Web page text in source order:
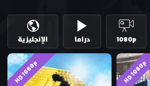
1080p دراما الإنجليزية
HD 1080p
HD 1080p